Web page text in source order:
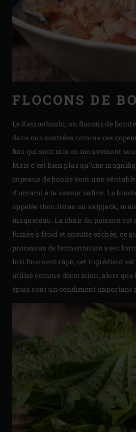
FLOCONS DE
Le Katsuobushi, ou flocons de
dans nos contrées comme ces
fins qui sont mis en mouvement
Mais c’est bien plus qu’une
copeaux de bonite sont une
d’umami à la saveur saline. La
appelée thon listao ou skipjack,
maquereau. La chair du poisson est
fumée à froid et ensuite séchée, ce
processus de fermentation avec
fois finement râpé, cet ingrédient
utilisé comme décoration, alors que
épais sont un condiment important